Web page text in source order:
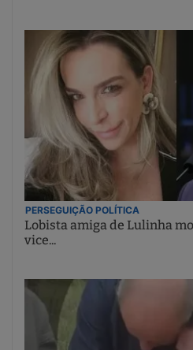
PERSEGUIÇÃO POLÍTICA
Lobista amiga de Lulinha
vice...